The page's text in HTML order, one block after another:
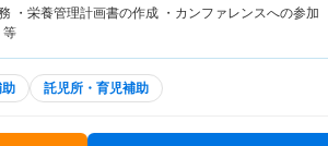
・栄養管理計画書の作成 ・カンファレンスへの参加
等
託児所・育児補助